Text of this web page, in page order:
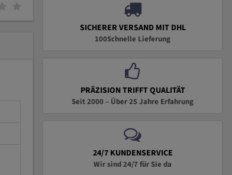
SICHERER VERSAND MIT DHL
100Schnelle Lieferung
PRÄZISION TRIFFT QUALITÄT
Seit 2000 – Über 25 Jahre Erfahrung
24/7 KUNDENSERVICE
Wir sind 24/7 für Sie da